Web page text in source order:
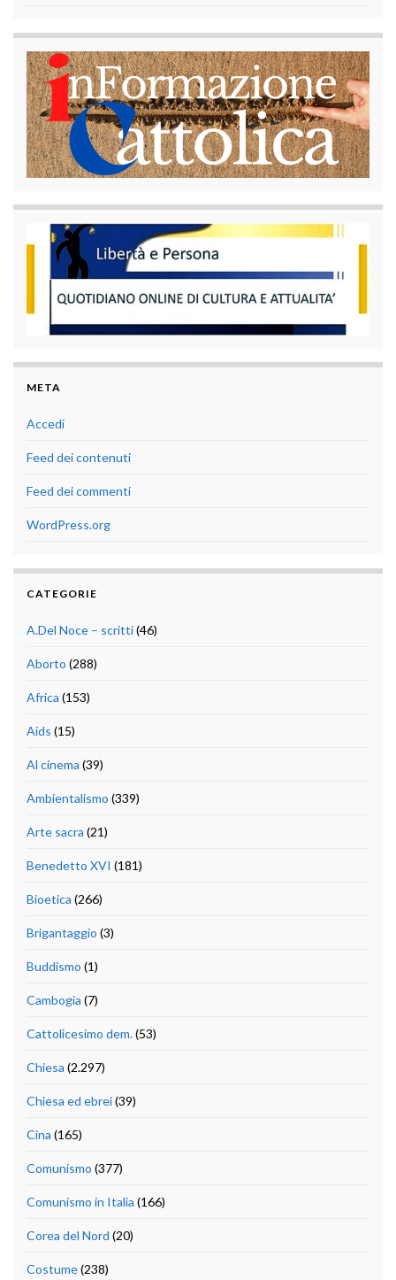
META
Accedi
Feed dei contenuti
Feed dei commenti
WordPress.org
CATEGORIE
A.Del Noce – scritti(46)
Aborto (288)
Africa (153)
Aids (15)
Al cinema (39)
Ambientalismo (339)
Arte sacra (21)
Benedetto XVI (181)
Bioetica (266)
Brigantaggio (3)
Buddismo (1)
Cambogia (7)
Cattolicesimo dem.(53)
Chiesa (2.297)
Chiesa ed ebrei(39)
Cina (165)
Comunismo (377)
Comunismo in Italia (166)
Corea del Nord (20)
Costume(238)